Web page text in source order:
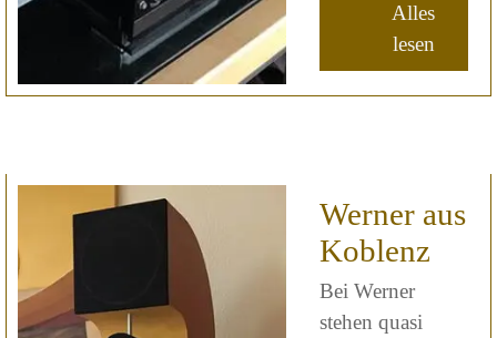
Alles
lesen
Werner aus
Koblenz
Bei Werner
stehen quasi